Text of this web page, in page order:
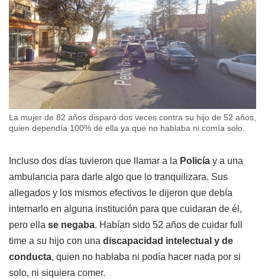
La mujer de 82 años disparó dos veces contra su hijo de 52 años,
quien dependía 100% de ella ya que no hablaba ni comía solo.
Incluso dos días tuvieron que llamar a la Policía y a una
ambulancia para darle algo que lo tranquilizara. Sus
allegados y los mismos efectivos le dijeron que debía
internarlo en alguna institución para que cuidaran de él,
pero ella se negaba. Habían sido 52 años de cuidar full
time a su hijo con una discapacidad intelectual y de
conducta, quien no hablaba ni podía hacer nada por si
solo, ni siquiera comer.